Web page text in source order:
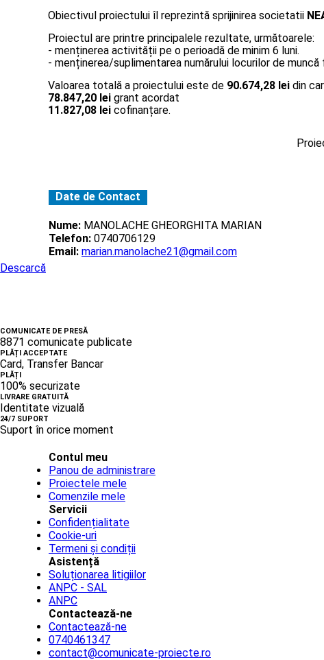
Obiectivul proiectului îl reprezintă sprijinirea societatii
Proiectul are printre principalele rezultate, următoarele:
- menținerea activității pe o perioadă de minim 6 luni.
- menținerea/suplimentarea numărului locurilor de
Valoarea totală a proiectului este de 90.674,28 lei din
78.847,20 lei grant acordat
11.827,08 lei cofinanțare.
Date de Contact
Nume: MANOLACHE GHEORGHITA MARIAN
Telefon: 0740706129
Email: marian.manolache21@gmail.com
Descarcă
COMUNICATE DE PRESĂ
8871 comunicate publicate
PLĂȚI ACCEPTATE
Card, Transfer Bancar
PLĂȚI
100% securizate
LIVRARE GRATUITĂ
Identitate vizuală
24/7 SUPORT
Suport în orice moment
Contul meu
Panou de administrare
Proiectele mele
Comenzile mele
Servicii
Confidențialitate
Cookie-uri
Termeni și condiții
Asistență
Soluționarea litigiilor
ANPC - SAL
ANPC
Contactează-ne
Contactează-ne
0740461347
contact@comunicate-proiecte.ro